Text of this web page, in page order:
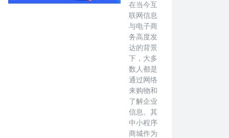
在当今互
联网信息
与电子商
务高度发
达的背景
下，大多
数人都是
通过网络
来购物和
了解企业
信息。其
中小程序
商城作为